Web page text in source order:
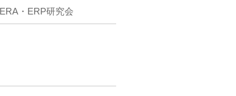
ERA・ERP研究会